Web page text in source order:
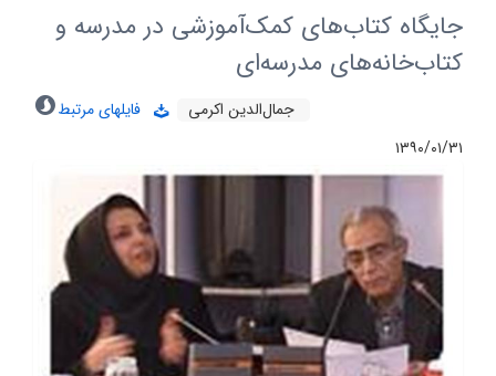
جایگاه کتاب‌های کمک‌آموزشی در مدرسه و
کتاب‌خانه‌های مدرسه‌ای
جمال‌الدین اکرمی
فایلهای مرتبط
۱۳۹۰/۰۱/۳۱